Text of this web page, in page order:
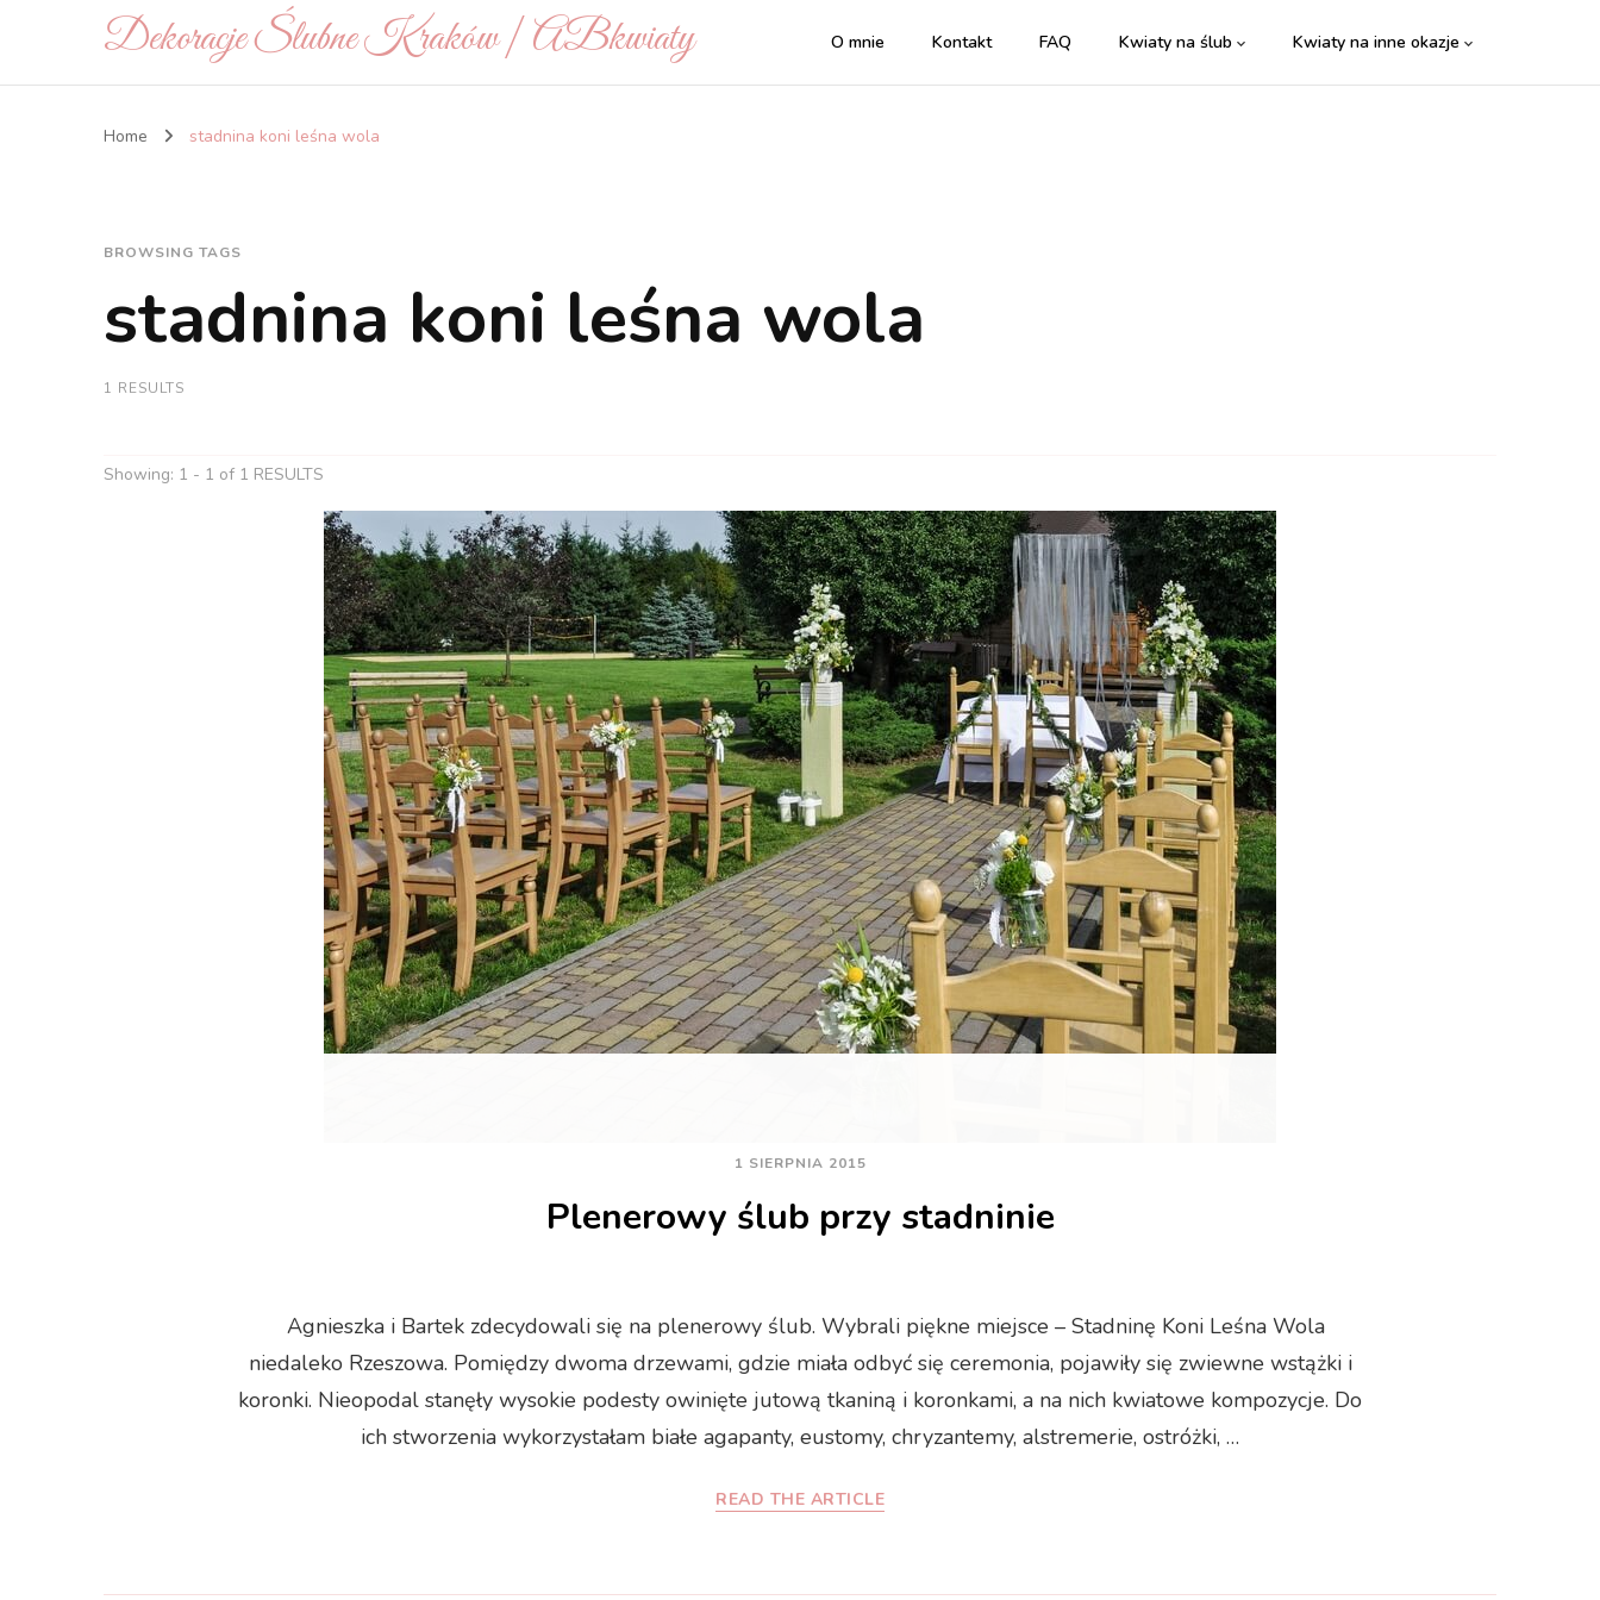
Dekoracje Ślubne Kraków | ABkwiaty O mnie Kontakt FAQ Kwiaty na ślub Kwiaty na inne okazje
Home stadnina koni leśna wola
BROWSING TAGS
stadnina koni leśna wola
1 RESULTS
Showing: 1 - 1 of 1 RESULTS
1 SIERPNIA 2015
Plenerowy ślub przy stadninie
Agnieszka i Bartek zdecydowali się na plenerowy ślub. Wybrali piękne miejsce – Stadninę Koni Leśna Wola
niedaleko Rzeszowa. Pomiędzy dwoma drzewami, gdzie miała odbyć się ceremonia, pojawiły się zwiewne wstążki i
koronki. Nieopodal stanęły wysokie podesty owinięte jutową tkaniną i koronkami, a na nich kwiatowe kompozycje. Do
ich stworzenia wykorzystałam białe agapanty, eustomy, chryzantemy, alstremerie, ostróżki, …
READ THE ARTICLE